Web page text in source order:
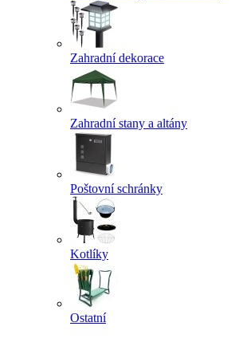
Zahradní dekorace
Zahradní stany a altány
Poštovní schránky
Kotlíky
Ostatní